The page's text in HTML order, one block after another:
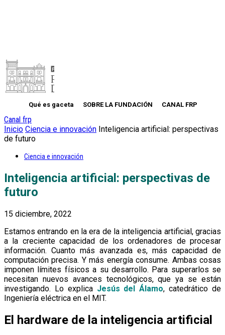
Qué es gaceta SOBRE LA FUNDACIÓN CANAL FRP
Canal frp
Inicio Ciencia e innovación Inteligencia artificial: perspectivas
de futuro
Ciencia e innovación
Inteligencia artificial: perspectivas de
futuro
15 diciembre, 2022
Estamos entrando en la era de la inteligencia artificial, gracias
a la creciente capacidad de los ordenadores de procesar
información. Cuanto más avanzada es, más capacidad de
computación precisa. Y más energía consume. Ambas cosas
imponen límites físicos a su desarrollo. Para superarlos se
necesitan nuevos avances tecnológicos, que ya se están
investigando. Lo explica Jesús del Álamo, catedrático de
Ingeniería eléctrica en el MIT.
El hardware de la inteligencia artificial